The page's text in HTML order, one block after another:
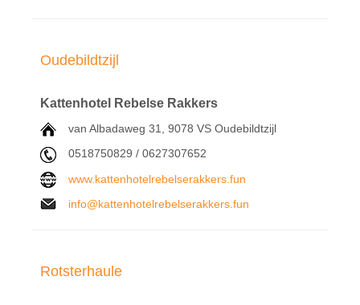
Oudebildtzijl
Kattenhotel Rebelse Rakkers
van Albadaweg 31, 9078 VS Oudebildtzijl
0518750829 / 0627307652
www.kattenhotelrebelserakkers.fun
info@kattenhotelrebelserakkers.fun
Rotsterhaule